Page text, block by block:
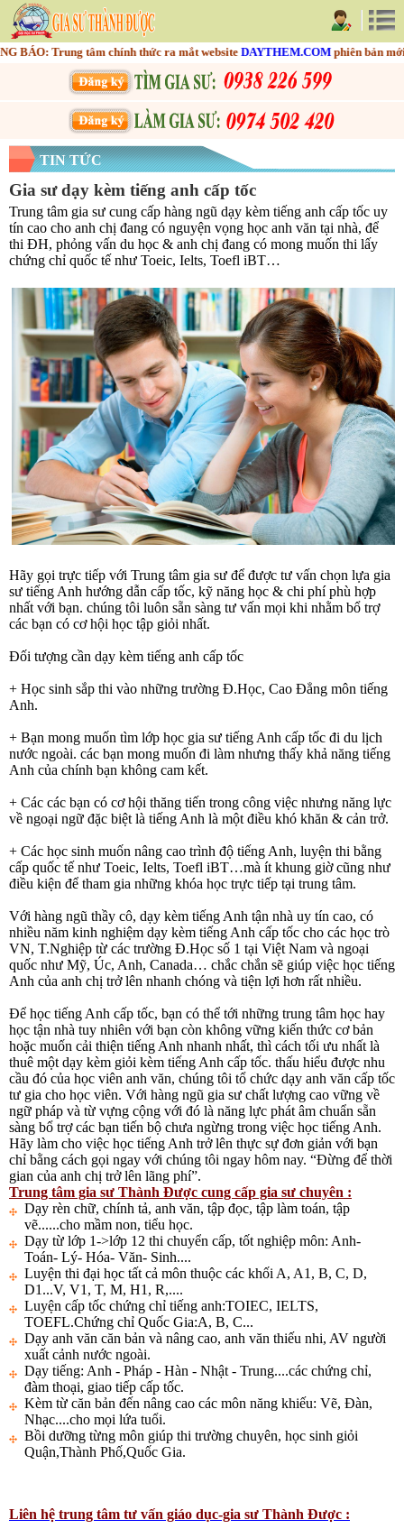
BÁO: Trung tâm chính thức ra mắt websiteDAYTHEM.COMphiên bản mới
TIN TỨC
Gia sư dạy kèm tiếng anh cấp tốc
Trung tâm gia sư cung cấp hàng ngũ dạy kèm tiếng anh cấp tốc uy
tín cao cho anh chị đang có nguyện vọng học anh văn tại nhà, để
thi ĐH, phỏng vấn du học & anh chị đang có mong muốn thi lấy
chứng chỉ quốc tế như Toeic, Ielts, Toefl iBT…
Hãy gọi trực tiếp với Trung tâm gia sư để được tư vấn chọn lựa gia
sư tiếng Anh hướng dẫn cấp tốc, kỹ năng học & chi phí phù hợp
nhất với bạn. chúng tôi luôn sẵn sàng tư vấn mọi khi nhằm bổ trợ
các bạn có cơ hội học tập giỏi nhất.
Đối tượng cần dạy kèm tiếng anh cấp tốc
+ Học sinh sắp thi vào những trường Đ.Học, Cao Đẳng môn tiếng
Anh.
+ Bạn mong muốn tìm lớp học gia sư tiếng Anh cấp tốc đi du lịch
nước ngoài. các bạn mong muốn đi làm nhưng thấy khả năng tiếng
Anh của chính bạn không cam kết.
+ Các các bạn có cơ hội thăng tiến trong công việc nhưng năng lực
về ngoại ngữ đặc biệt là tiếng Anh là một điều khó khăn & cản trở.
+ Các học sinh muốn nâng cao trình độ tiếng Anh, luyện thi bằng
cấp quốc tế như Toeic, Ielts, Toefl iBT…mà ít khung giờ cũng như
điều kiện để tham gia những khóa học trực tiếp tại trung tâm.
Với hàng ngũ thầy cô, dạy kèm tiếng Anh tận nhà uy tín cao, có
nhiều năm kinh nghiệm dạy kèm tiếng Anh cấp tốc cho các học trò
VN, T.Nghiệp từ các trường Đ.Học số 1 tại Việt Nam và ngoại
quốc như Mỹ, Úc, Anh, Canada… chắc chắn sẽ giúp việc học tiếng
Anh của anh chị trở lên nhanh chóng và tiện lợi hơn rất nhiều.
Để học tiếng Anh cấp tốc, bạn có thể tới những trung tâm học hay
học tận nhà tuy nhiên với bạn còn không vững kiến thức cơ bản
hoặc muốn cải thiện tiếng Anh nhanh nhất, thì cách tối ưu nhất là
thuê một dạy kèm giỏi kèm tiếng Anh cấp tốc. thấu hiểu được nhu
cầu đó của học viên anh văn, chúng tôi tổ chức dạy anh văn cấp tốc
tư gia cho học viên. Với hàng ngũ gia sư chất lượng cao vững về
ngữ pháp và từ vựng cộng với đó là năng lực phát âm chuẩn sẵn
sàng bổ trợ các bạn tiến bộ chưa ngừng trong việc học tiếng Anh.
Hãy làm cho việc học tiếng Anh trở lên thực sự đơn giản với bạn
chỉ bằng cách gọi ngay với chúng tôi ngay hôm nay. “Đừng để thời
gian của anh chị trở lên lãng phí”.
Trung tâm gia sư Thành Được cung cấp gia sư chuyên :
Dạy rèn chữ, chính tả, anh văn, tập đọc, tập làm toán, tập
vẽ......cho mầm non, tiểu học.
Dạy từ lớp 1->lớp 12 thi chuyển cấp, tốt nghiệp môn: Anh-
Toán- Lý- Hóa- Văn- Sinh....
Luyện thi đại học tất cả môn thuộc các khối A, A1, B, C, D,
D1...V, V1, T, M, H1, R,....
Luyện cấp tốc chứng chỉ tiếng anh:TOIEC, IELTS,
TOEFL.Chứng chỉ Quốc Gia:A, B, C...
Dạy anh văn căn bản và nâng cao, anh văn thiếu nhi, AV người
xuất cảnh nước ngoài.
Dạy tiếng: Anh - Pháp - Hàn - Nhật - Trung....các chứng chỉ,
đàm thoại, giao tiếp cấp tốc.
Kèm từ căn bản đến nâng cao các môn năng khiếu: Vẽ, Đàn,
Nhạc....cho mọi lứa tuổi.
Bồi dưỡng từng môn giúp thi trường chuyên, học sinh giỏi
Quận,Thành Phố,Quốc Gia.
Liên hệ trung tâm tư vấn giáo dục-gia sư Thành Được :